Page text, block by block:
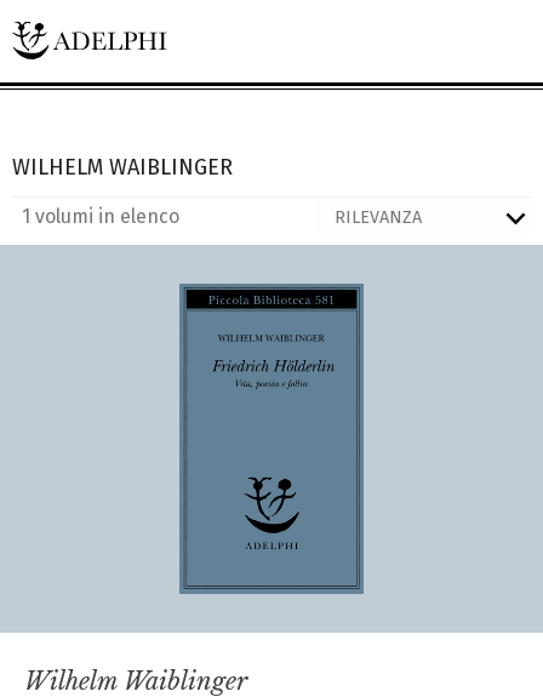
WILHELM WAIBLINGER
1 volumi in elenco
Wilhelm Waiblinger